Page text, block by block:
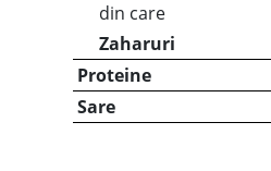
din care
Zaharuri
Proteine
Sare